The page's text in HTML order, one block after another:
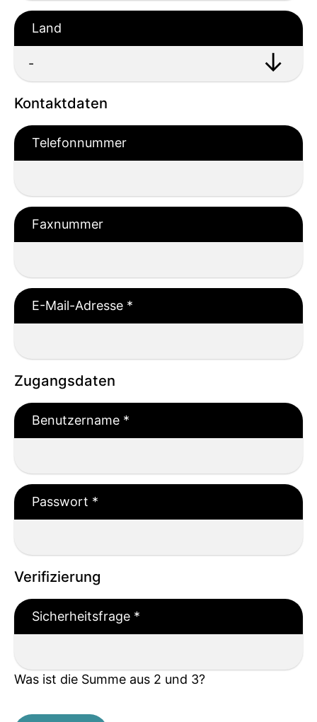
Land
Kontaktdaten
Telefonnummer
Faxnummer
E-Mail-Adresse *
Zugangsdaten
Benutzername *
Passwort *
Verifizierung
Sicherheitsfrage *
Was ist die Summe aus 2 und 3?